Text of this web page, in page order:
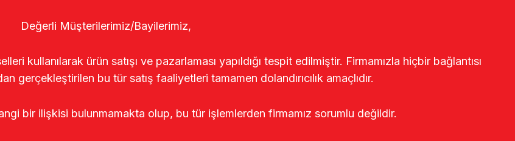
Değerli Müşterilerimiz/Bayilerimiz,
kullanılarak ürün satışı ve pazarlaması yapıldığı tespit edilmiştir. Firmamızla hiçbir bağlantısı
gerçekleştirilen bu tür satış faaliyetleri tamamen dolandırıcılık amaçlıdır.
bir ilişkisi bulunmamakta olup, bu tür işlemlerden firmamız sorumlu değildir.